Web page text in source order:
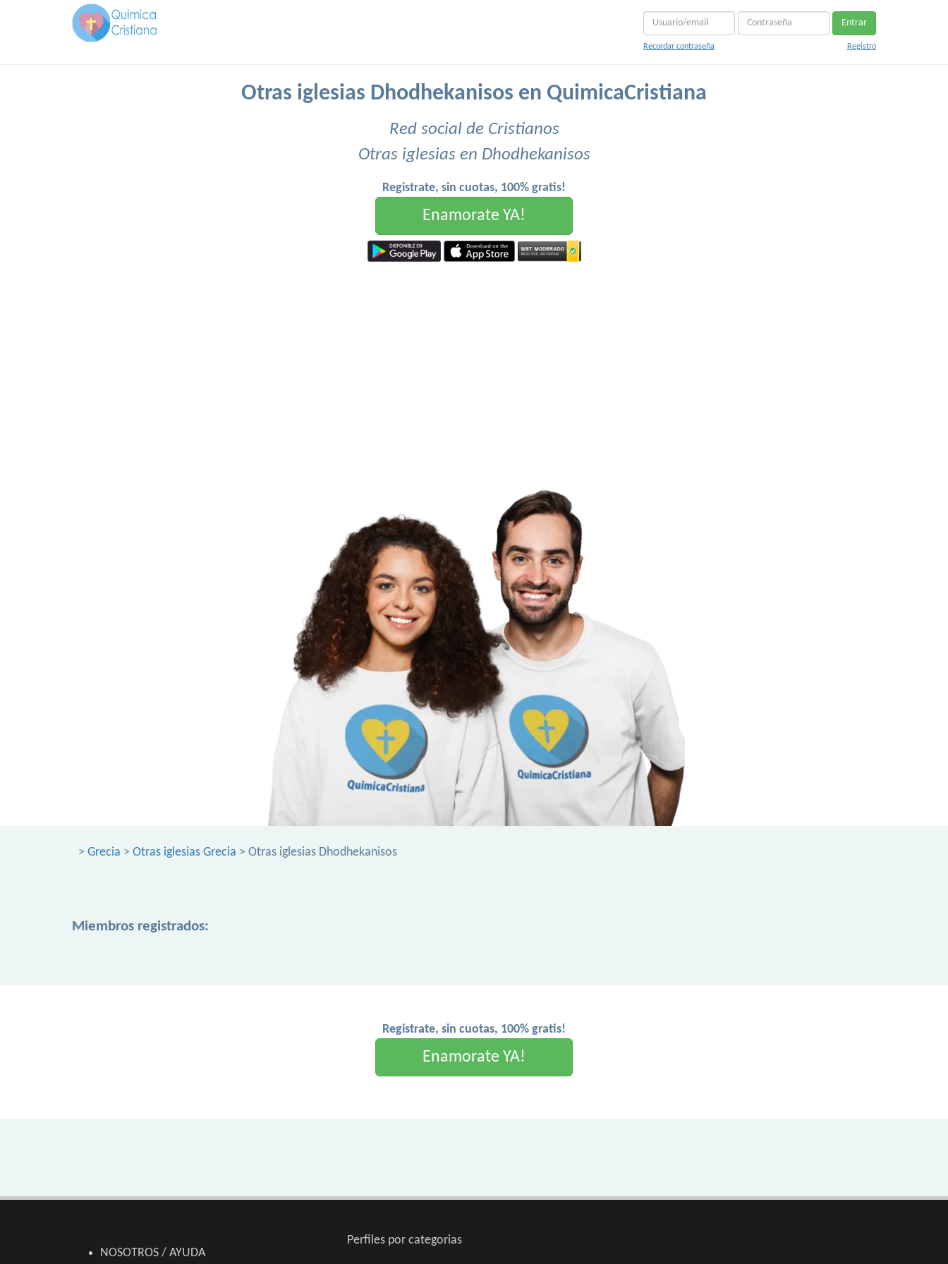
Entrar
Recordar contraseña Registro
Otras iglesias Dhodhekanisos en QuimicaCristiana
Red social de Cristianos
Otras iglesias en Dhodhekanisos
Registrate, sin cuotas, 100% gratis!
Enamorate YA!
> Grecia > Otras iglesias Grecia > Otras iglesias Dhodhekanisos
Miembros registrados:
Registrate, sin cuotas, 100% gratis!
Enamorate YA!
NOSOTROS / AYUDA
Perfiles por categorias